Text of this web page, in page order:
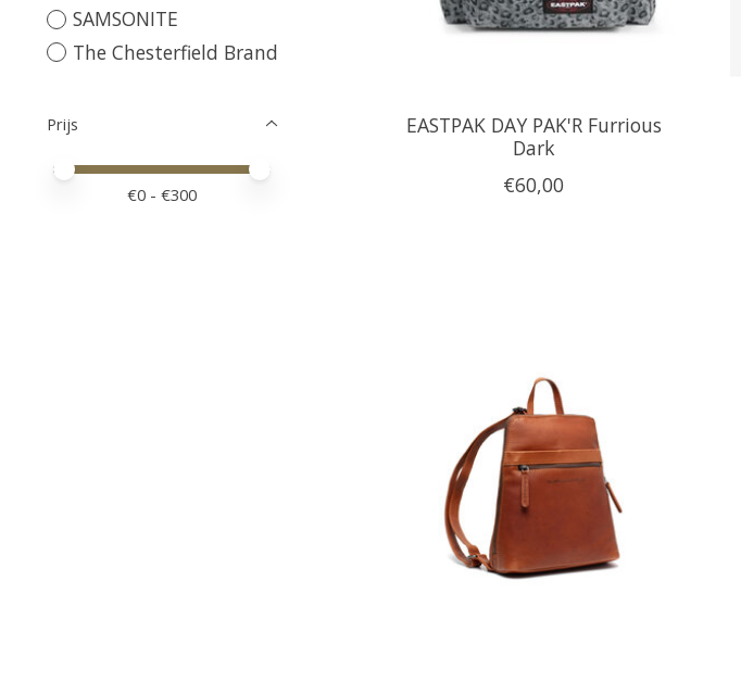
SAMSONITE
The Chesterfield Brand
Prijs
Minimale prijswaarde
Price maximum value
€0 - €300
EASTPAK DAY PAK'R Furrious
Dark
€60,00